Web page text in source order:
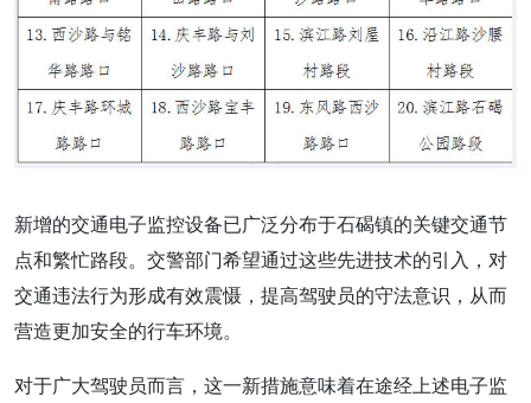
新增的交通电子监控设备已广泛分布于石碣镇的关键交通节
点和繁忙路段。交警部门希望通过这些先进技术的引入，对
交通违法行为形成有效震慑，提高驾驶员的守法意识，从而
营造更加安全的行车环境。
对于广大驾驶员而言，这一新措施意味着在途经上述电子监